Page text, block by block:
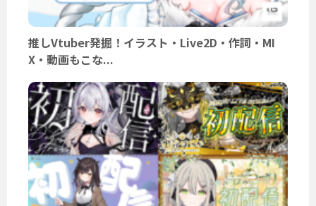
推しVtuber発掘！イラスト・Live2D・作詞・MI
X・動画もこな...